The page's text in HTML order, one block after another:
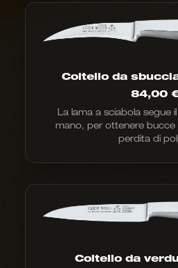
Coltello da
84,00
La lama a sciabola segue
mano, per ottenere bucce
perdita di
Coltello da